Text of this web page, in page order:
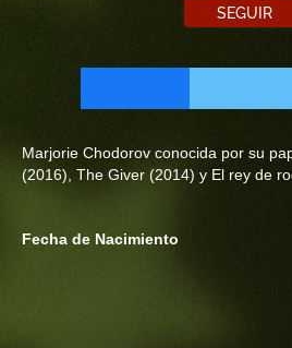
SEGUIR
Marjorie Chodorov conocida por su
(2016), The Giver (2014) y El rey de
Fecha de Nacimiento